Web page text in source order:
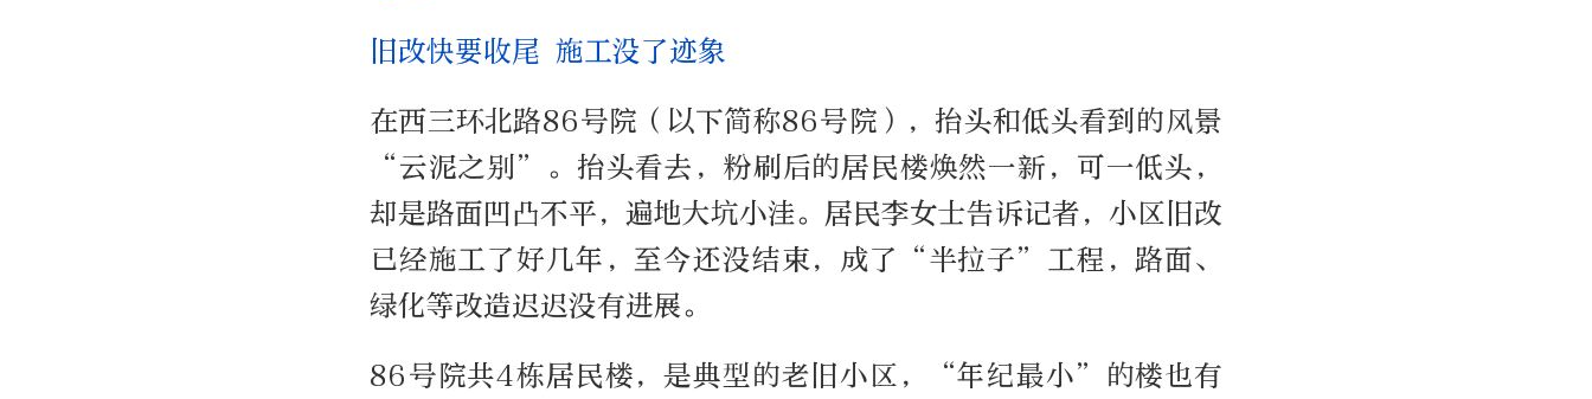
旧改快要收尾 施工没了迹象
在西三环北路86号院（以下简称86号院），抬头和低头看到的风景
“云泥之别”。抬头看去，粉刷后的居民楼焕然一新，可一低头，
却是路面凹凸不平，遍地大坑小洼。居民李女士告诉记者，小区旧改
已经施工了好几年，至今还没结束，成了“半拉子”工程，路面、
绿化等改造迟迟没有进展。
86号院共4栋居民楼，是典型的老旧小区，“年纪最小”的楼也有